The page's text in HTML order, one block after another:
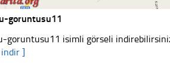
goruntusu11
isimli görseli
]